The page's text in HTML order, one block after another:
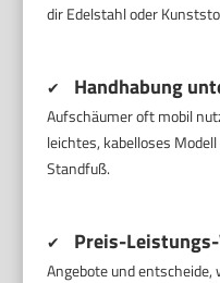
dir Edelstahl oder
✔ Handhabung
Aufschäumer oft mobil
leichtes, kabelloses
Standfuß.
✔ Preis-
Angebote und